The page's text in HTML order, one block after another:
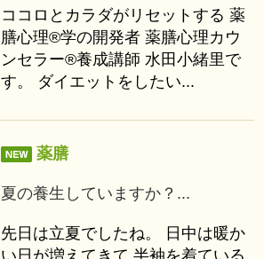
ココロとカラダがリセットする 薬
膳心理®学の開発者 薬膳心理カウ
ンセラー®養成講師 水田小緒里で
す。 ダイエットをしたい...
薬膳
夏の養生していますか？...
先日は立夏でしたね。 日中は暖か